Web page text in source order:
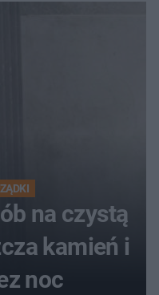
na czystą
kamień i
noc